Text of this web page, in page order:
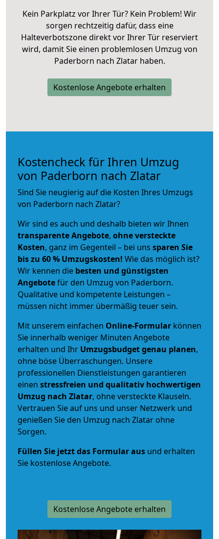
Kein Parkplatz vor Ihrer Tür? Kein Problem! Wir
sorgen rechtzeitig dafür, dass eine
Halteverbotszone direkt vor Ihrer Tür reserviert
wird, damit Sie einen problemlosen Umzug von
Paderborn nach Zlatar haben.
Kostenlose Angebote erhalten
Kostencheck für Ihren Umzug
von Paderborn nach Zlatar
Sind Sie neugierig auf die Kosten Ihres Umzugs
von Paderborn nach Zlatar?
Wir sind es auch und deshalb bieten wir Ihnen
transparente Angebote, ohne versteckte
Kosten, ganz im Gegenteil – bei uns sparen Sie
bis zu 60 % Umzugskosten! Wie das möglich ist?
Wir kennen die besten und günstigsten
Angebotefür den Umzug von Paderborn.
Qualitative und kompetente Leistungen –
müssen nicht immer übermäßig teuer sein.
Mit unserem einfachen Online-Formular können
Sie innerhalb weniger Minuten Angebote
erhalten und Ihr Umzugsbudgetgenau planen,
ohne böse Überraschungen. Unsere
professionellen Dienstleistungen garantieren
einen stressfreien und qualitativ hochwertigen
Umzug nach Zlatar, ohne versteckte Klauseln.
Vertrauen Sie auf uns und unser Netzwerk und
genießen Sie den Umzug nach Zlatar ohne
Sorgen.
Füllen Sie jetzt das Formular aus und erhalten
Sie kostenlose Angebote.
Kostenlose Angebote erhalten